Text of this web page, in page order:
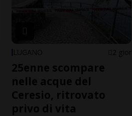
LUGANO 2 gior
25enne scompare
nelle acque del
Ceresio, ritrovato
privo di vita